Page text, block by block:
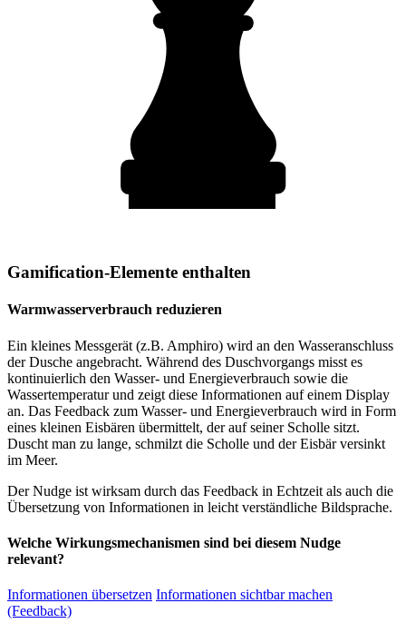
Gamification-Elemente enthalten
Warmwasserverbrauch reduzieren
Ein kleines Messgerät (z.B. Amphiro) wird an den Wasseranschluss
der Dusche angebracht. Während des Duschvorgangs misst es
kontinuierlich den Wasser- und Energieverbrauch sowie die
Wassertemperatur und zeigt diese Informationen auf einem Display
an. Das Feedback zum Wasser- und Energieverbrauch wird in Form
eines kleinen Eisbären übermittelt, der auf seiner Scholle sitzt.
Duscht man zu lange, schmilzt die Scholle und der Eisbär versinkt
im Meer.
Der Nudge ist wirksam durch das Feedback in Echtzeit als auch die
Übersetzung von Informationen in leicht verständliche Bildsprache.
Welche Wirkungsmechanismen sind bei diesem Nudge
relevant?
Informationen übersetzen Informationen sichtbar machen
(Feedback)